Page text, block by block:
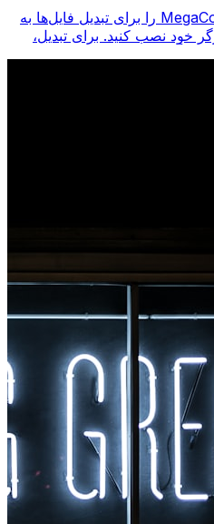
افزونه رایگان MegaConvert Chrome را برای تبدیل فایل‌ها به
خود نصب کنید. برای تبدیل،